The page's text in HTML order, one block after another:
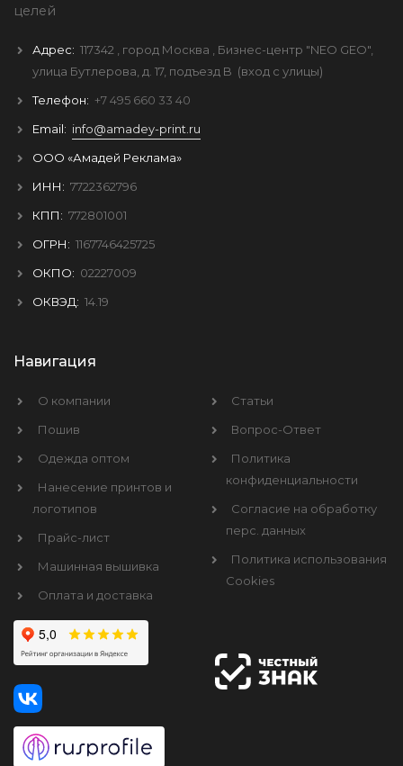
целей
Адрес: 117342 , город Москва , Бизнес-центр "NEO GEO",
улица Бутлерова, д. 17, подъезд B (вход с улицы)
Телефон: +7 495 660 33 40
Email: info@amadey-print.ru
ООО «Амадей Реклама»
ИНН: 7722362796
КПП: 772801001
ОГРН: 1167746425725
ОКПО: 02227009
ОКВЭД: 14.19
Навигация
О компании
Пошив
Одежда оптом
Нанесение принтов и
логотипов
Прайс-лист
Машинная вышивка
Оплата и доставка
Статьи
Вопрос-Ответ
Политика
конфиденциальности
Согласие на обработку
перс. данных
Политика использования
Cookies